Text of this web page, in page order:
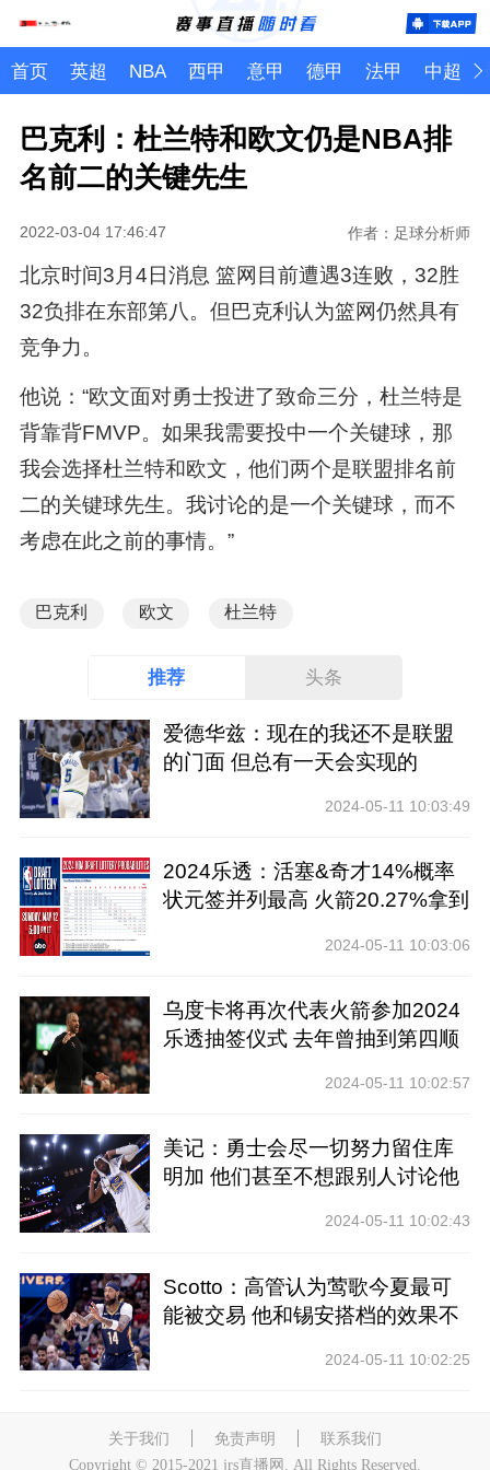
首页 英超 NBA 西甲 意甲 德甲 法甲 中超
巴克利：杜兰特和欧文仍是NBA排
名前二的关键先生
2022-03-04 17:46:47 作者：足球分析师
北京时间3月4日消息 篮网目前遭遇3连败，32胜
32负排在东部第八。但巴克利认为篮网仍然具有
竞争力。
他说：“欧文面对勇士投进了致命三分，杜兰特是
背靠背FMVP。如果我需要投中一个关键球，那
我会选择杜兰特和欧文，他们两个是联盟排名前
二的关键球先生。我讨论的是一个关键球，而不
考虑在此之前的事情。”
巴克利 欧文 杜兰特
推荐 头条
爱德华兹：现在的我还不是联盟
的门面 但总有一天会实现的
2024-05-11 10:03:49
2024乐透：活塞&奇才14%概率
状元签并列最高 火箭20.27%拿到
2024-05-11 10:03:06
乌度卡将再次代表火箭参加2024
乐透抽签仪式 去年曾抽到第四顺
2024-05-11 10:02:57
美记：勇士会尽一切努力留住库
明加 他们甚至不想跟别人讨论他
2024-05-11 10:02:43
Scotto：高管认为莺歌今夏最可
能被交易 他和锡安搭档的效果不
2024-05-11 10:02:25
关于我们 免责声明
联系我们
Copyright © 2015-2021 jrs直播网. All Rights Reserved.